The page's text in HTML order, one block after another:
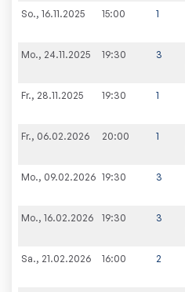
So., 16.11.2025 15:00 1
Mo., 24.11.2025 19:30 3
Fr., 28.11.2025 19:30 1
Fr., 06.02.2026 20:00 1
Mo., 09.02.2026 19:30 3
Mo., 16.02.2026 19:30 3
Sa., 21.02.2026 16:00 2